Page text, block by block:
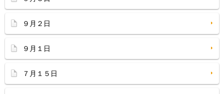
９月２日
９月１日
７月１５日